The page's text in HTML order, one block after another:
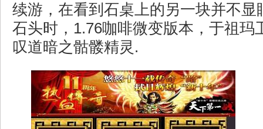
续游，在看到石桌上的另一块并不显
石头时，1.76咖啡微变版本，于祖玛
叹道暗之骷髅精灵.